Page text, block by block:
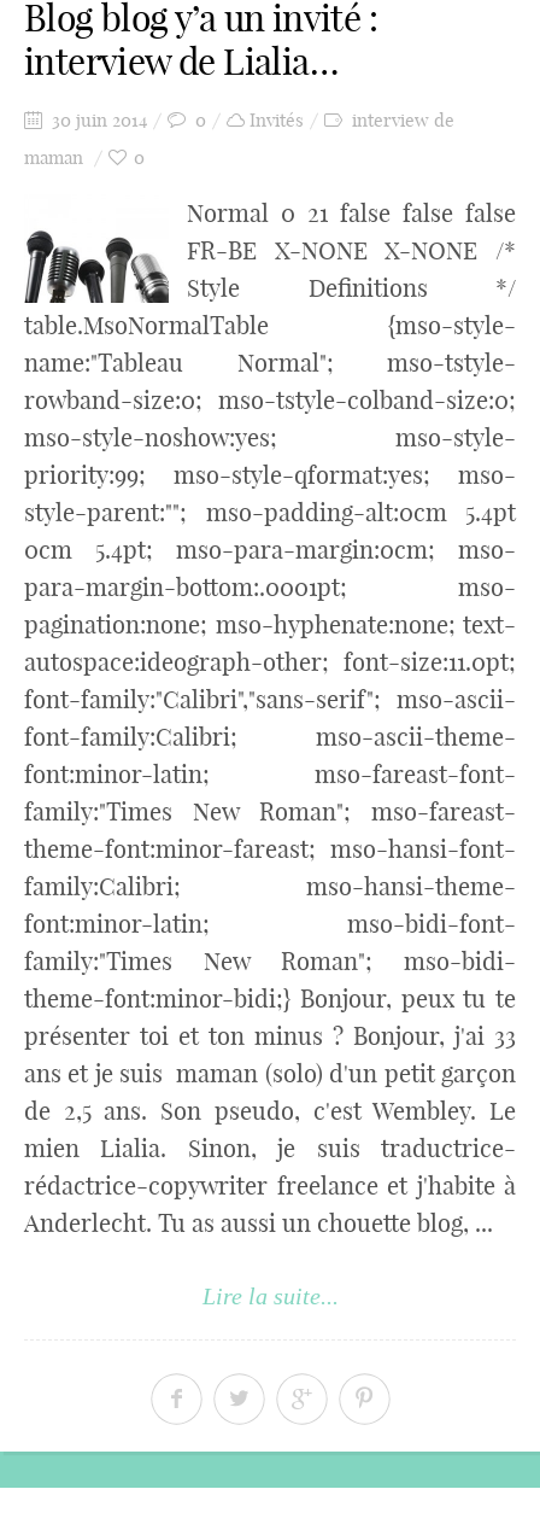
Blog blog y’a un invité :
interview de Lialia…
30 juin 2014 0 Invités
interview de
maman
0
Normal 0 21 false false false
FR-BE X-NONE X-NONE /*
Style Definitions */
table.MsoNormalTable {mso-style-
name:"Tableau Normal"; mso-tstyle-
rowband-size:0; mso-tstyle-colband-size:0;
mso-style-noshow:yes; mso-style-
priority:99; mso-style-qformat:yes; mso-
style-parent:""; mso-padding-alt:0cm 5.4pt
0cm 5.4pt; mso-para-margin:0cm; mso-
para-margin-bottom:.0001pt; mso-
pagination:none; mso-hyphenate:none; text-
autospace:ideograph-other; font-size:11.0pt;
font-family:"Calibri","sans-serif"; mso-ascii-
font-family:Calibri; mso-ascii-theme-
font:minor-latin; mso-fareast-font-
family:"Times New Roman"; mso-fareast-
theme-font:minor-fareast; mso-hansi-font-
family:Calibri; mso-hansi-theme-
font:minor-latin; mso-bidi-font-
family:"Times New Roman"; mso-bidi-
theme-font:minor-bidi;} Bonjour, peux tu te
présenter toi et ton minus ? Bonjour, j'ai 33
ans et je suis maman (solo) d'un petit garçon
de 2,5 ans. Son pseudo, c'est Wembley. Le
mien Lialia. Sinon, je suis traductrice-
rédactrice-copywriter freelance et j'habite à
Anderlecht. Tu as aussi un chouette blog, ...
Lire la suite...